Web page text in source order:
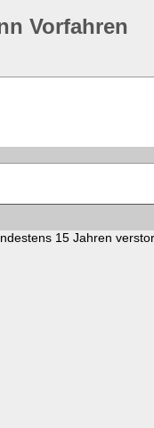
Vorfahren
15 Jahren